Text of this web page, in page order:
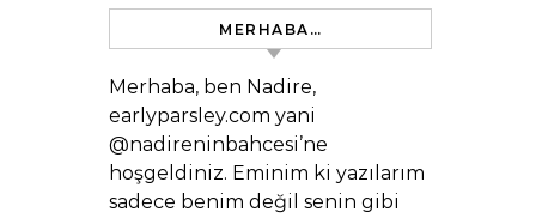
MERHABA…
Merhaba, ben Nadire,
earlyparsley.com yani
@nadireninbahcesi’ne
hoşgeldiniz. Eminim ki yazılarım
sadece benim değil senin gibi